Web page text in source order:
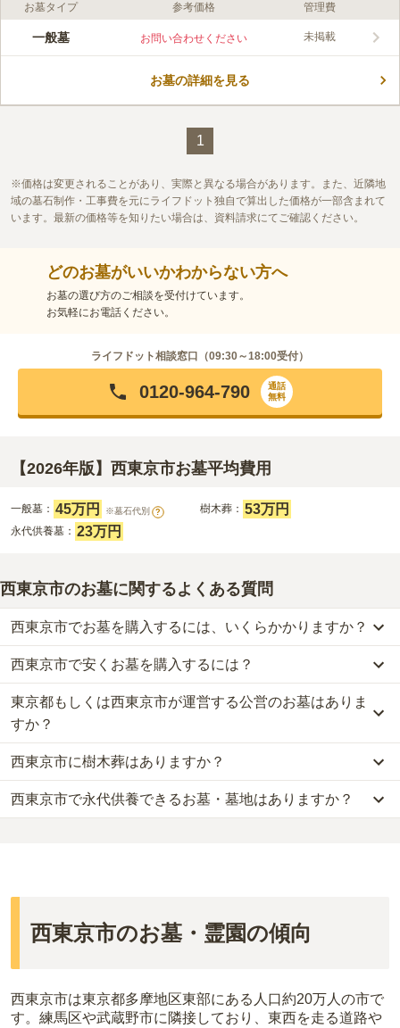
口コミ評価
この霊園はまだ誰からも評価されていません。
お墓タイプ 参考価格 管理費
一般墓 お問い合わせください 未掲載
お墓の詳細を見る
1
価格は変更されることがあり、実際と異なる場合があります。また、近隣地
域の墓石制作・工事費を元にライフドット独自で算出した価格が一部含まれて
います。最新の価格等を知りたい場合は、資料請求にてご確認ください。
どのお墓がいいかわからない方へ
お墓の選び方のご相談を受付けています。
お気軽にお電話ください。
ライフドット相談窓口（09:30～18:00受付）
0120-964-790
通話
無料
【2026年版】西東京市お墓平均費用
一般墓： 45万円 ※墓石代別 ? 樹木葬： 53万円
永代供養墓： 23万円
西東京市のお墓に関するよくある質問
西東京市でお墓を購入するには、いくらかかりますか？
西東京市での購入費用の目安は、一般墓が約212万円、樹木葬が約
53万円、永代供養墓が約23万円です。
一般墓を建てる場合は、「永代使用料（土地代）」と「墓石代」の
2つが主な費用となります。
西東京市の一般墓の永代使用料の平均は45万円で、墓石代は東京都
の平均166.9万円です。いずれも区画の広さや墓石の大きさ・素材
によって変わります。
樹木葬・納骨堂・永代供養墓は、基本的に墓石代がかからず、永代
用。僧侶に渡すお布施がかかります。
納骨式の費用 ：お墓に遺骨を納める儀式のための費用。僧侶に渡
すお布施、会食などの費用がかかります。
正確な費用は、区画や石材の選び方によって大きく変わるため、見
西東京市で安くお墓を購入するには？
西東京市で一番安価なお墓は、本願寺ひばりが丘墓地の永代供養墓
で、15万円
一般的に最も費用を抑えられるのは、他の方のご遺骨と一緒に埋葬
する「合祀墓（ごうしぼ）」と呼ばれるタイプです。個別のお墓に
比べて省スペースで管理の手間がかからないため、費用が安く設定
されています。
価格の目安は、1名あたり5万円〜30万円程度です。
東京都もしくは西東京市が運営する公営のお墓はありま
すか？
西東京市には、公営の霊園の掲載がありません。
一方で、東京都内には、県または市区町村が運営する公営の霊園が
16件あります。
上住んでいるなどが挙げられます。
条件を満たさない場合は、申し込み自体ができないことも多いた
め、事前の確認が重要です。
西東京市に樹木葬はありますか？
西東京市には、1件の樹木葬があります。
詳しくは、西東京市の樹木葬の一覧をご覧ください。
西東京市で永代供養できるお墓・墓地はありますか？
西東京市のお墓・霊園の傾向
西東京市は東京都多摩地区東部にある人口約20万人の市で
す。練馬区や武蔵野市に隣接しており、東西を走る道路や